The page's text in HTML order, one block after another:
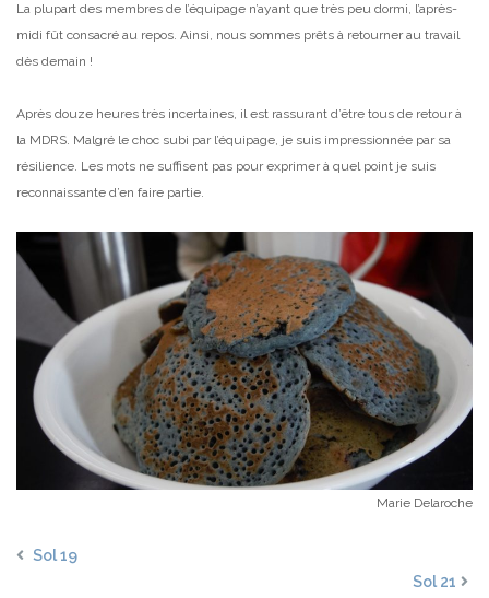
La plupart des membres de l’équipage n’ayant que très peu dormi, l’après-
midi fût consacré au repos. Ainsi, nous sommes prêts à retourner au travail
dès demain !
Après douze heures très incertaines, il est rassurant d’être tous de retour à
la MDRS. Malgré le choc subi par l’équipage, je suis impressionnée par sa
résilience. Les mots ne suffisent pas pour exprimer à quel point je suis
reconnaissante d’en faire partie.
Marie Delaroche
Sol 19
Sol 21